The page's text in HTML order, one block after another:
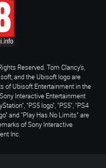
Reserved. Tom Clancy’s,
and the Ubisoft logo are
of Ubisoft Entertainment in the
Interactive Entertainment
"PS5 logo", "PS5", "PS4
and "Play Has No Limits" are
of Sony Interactive
Inc.